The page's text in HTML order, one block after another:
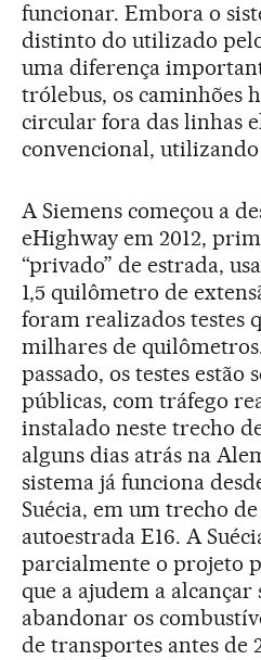
funcionar. Embora o
distinto do utilizado
uma diferença
trólebus, os caminhões
circular fora das linhas
convencional,
A Siemens começou a
eHighway em 2012,
“privado” de estrada,
1,5 quilômetro de
foram realizados testes
milhares de
passado, os testes estão
públicas, com tráfego
instalado neste trecho
alguns dias atrás na
sistema já funciona
Suécia, em um trecho
autoestrada E16. A
parcialmente o projeto
que a ajudem a alcançar
abandonar os
de transportes antes de